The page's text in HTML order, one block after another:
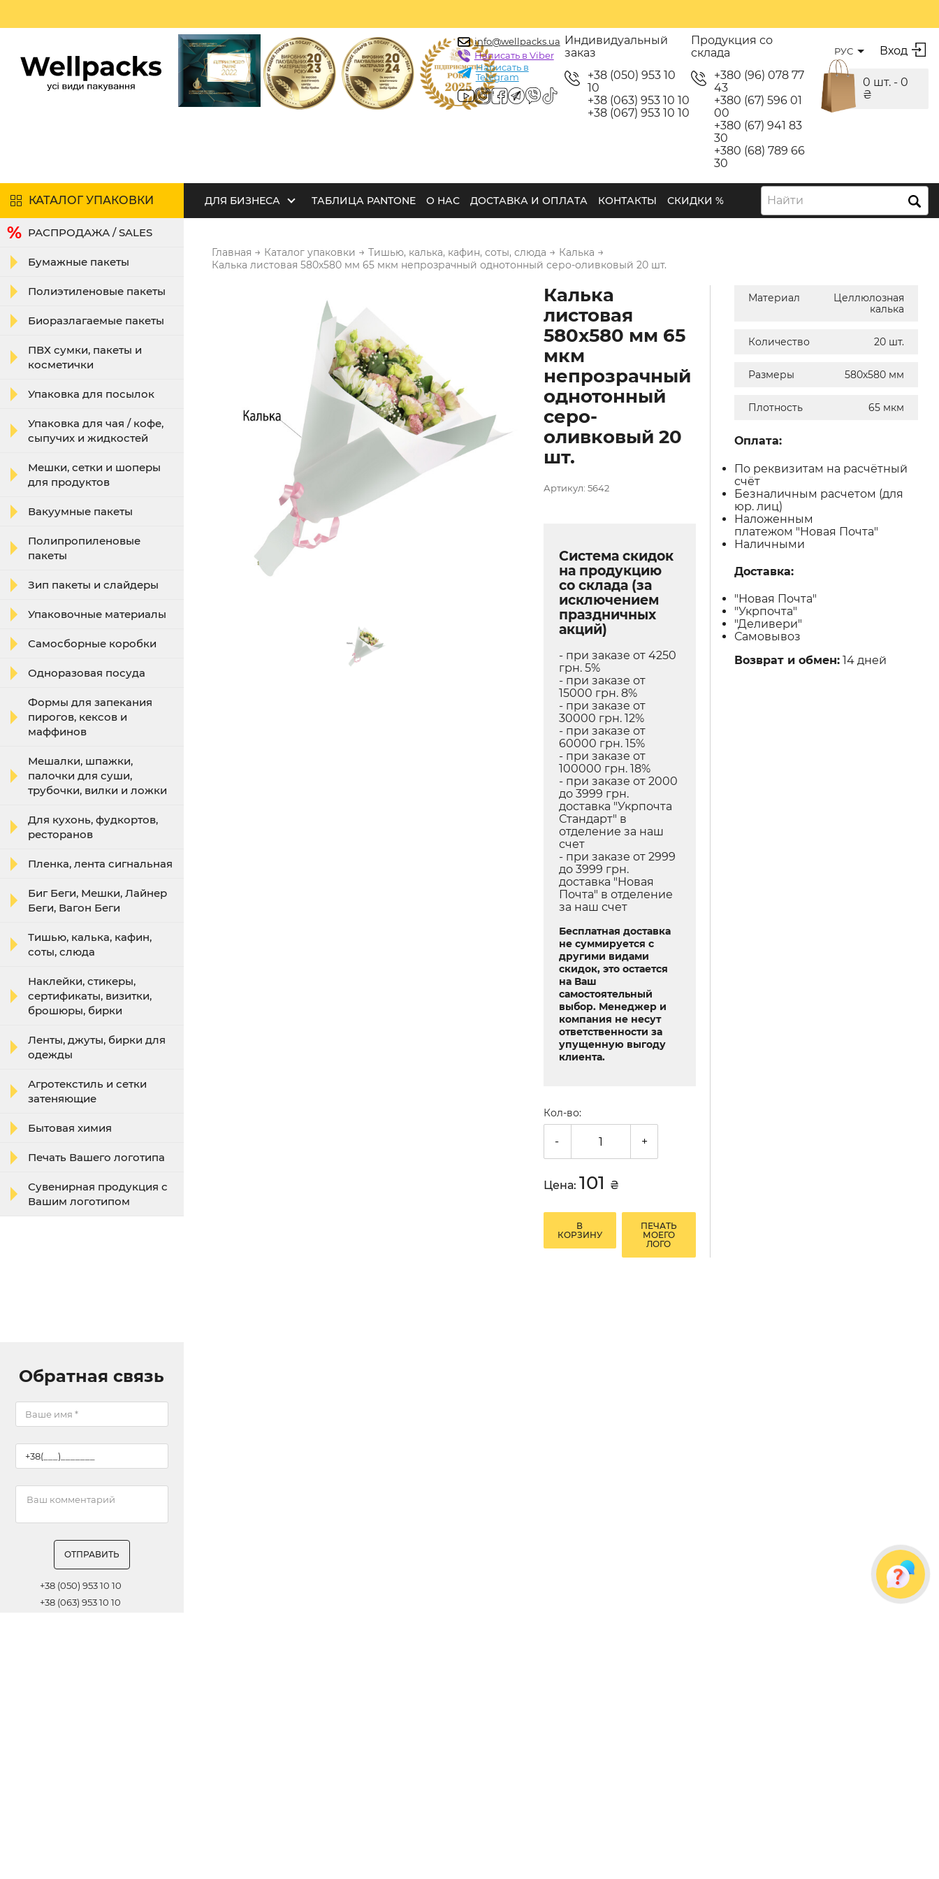
info@wellpacks.ua
Написать в Viber
Написать в
Telegram
Индивидуальный
заказ
+38 (050) 953 10
10
+38 (063) 953 10 10
+38 (067) 953 10 10
Продукция со
склада
+380 (96) 078 77
43
+380 (67) 596 01
00
+380 (67) 941 83
30
+380 (68) 789 66
30
РУС Вход
0 шт. - 0
₴
КАТАЛОГ УПАКОВКИ ДЛЯ БИЗНЕСА ТАБЛИЦА PANTONE О НАС ДОСТАВКА И ОПЛАТА КОНТАКТЫ СКИДКИ % Найти
РАСПРОДАЖА / SALES
Бумажные пакеты
Полиэтиленовые пакеты
Биоразлагаемые пакеты
ПВХ сумки, пакеты и
косметички
Упаковка для посылок
Упаковка для чая / кофе,
сыпучих и жидкостей
Мешки, сетки и шоперы
для продуктов
Вакуумные пакеты
Полипропиленовые
пакеты
Зип пакеты и слайдеры
Упаковочные материалы
Самосборные коробки
Одноразовая посуда
Формы для запекания
пирогов, кексов и
маффинов
Мешалки, шпажки,
палочки для суши,
трубочки, вилки и ложки
Для кухонь, фудкортов,
ресторанов
Пленка, лента сигнальная
Биг Беги, Мешки, Лайнер
Беги, Вагон Беги
Тишью, калька, кафин,
соты, слюда
Наклейки, стикеры,
сертификаты, визитки,
брошюры, бирки
Ленты, джуты, бирки для
одежды
Агротекстиль и сетки
затеняющие
Бытовая химия
Печать Вашего логотипа
Сувенирная продукция с
Вашим логотипом
Обратная связь
ОТПРАВИТЬ
+38 (050) 953 10 10
+38 (063) 953 10 10
Главная → Каталог упаковки → Тишью, калька, кафин, соты, слюда → Калька →
Калька листовая 580х580 мм 65 мкм непрозрачный однотонный серо-оливковый 20 шт.
Калька
листовая
580х580 мм 65
мкм
непрозрачный
однотонный
серо-
оливковый 20
шт.
Артикул: 5642
Система скидок
на продукцию
со склада (за
исключением
праздничных
акций)
- при заказе от 4250
грн. 5%
- при заказе от
15000 грн. 8%
- при заказе от
30000 грн. 12%
- при заказе от
60000 грн. 15%
- при заказе от
100000 грн. 18%
- при заказе от 2000
до 3999 грн.
доставка "Укрпочта
Стандарт" в
отделение за наш
счет
- при заказе от 2999
до 3999 грн.
доставка "Новая
Почта" в отделение
за наш счет
Бесплатная доставка
не суммируется с
другими видами
скидок, это остается
на Ваш
самостоятельный
выбор. Менеджер и
компания не несут
ответственности за
упущенную выгоду
клиента.
Кол-во:
- +
Цена: 101 ₴
В
КОРЗИНУ
ПЕЧАТЬ
МОЕГО
ЛОГО
Материал
Целлюлозная
калька
Количество 20 шт.
Размеры 580х580 мм
Плотность 65 мкм
Оплата:
По реквизитам на расчётный
счёт
Безналичным расчетом (для
юр. лиц)
Наложенным
платежом "Новая Почта"
Наличными
Доставка:
"Новая Почта"
"Укрпочта"
"Деливери"
Самовывоз
Возврат и обмен: 14 дней